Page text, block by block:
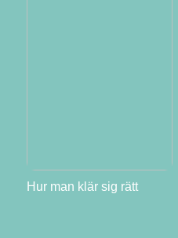
Hur man klär sig rätt